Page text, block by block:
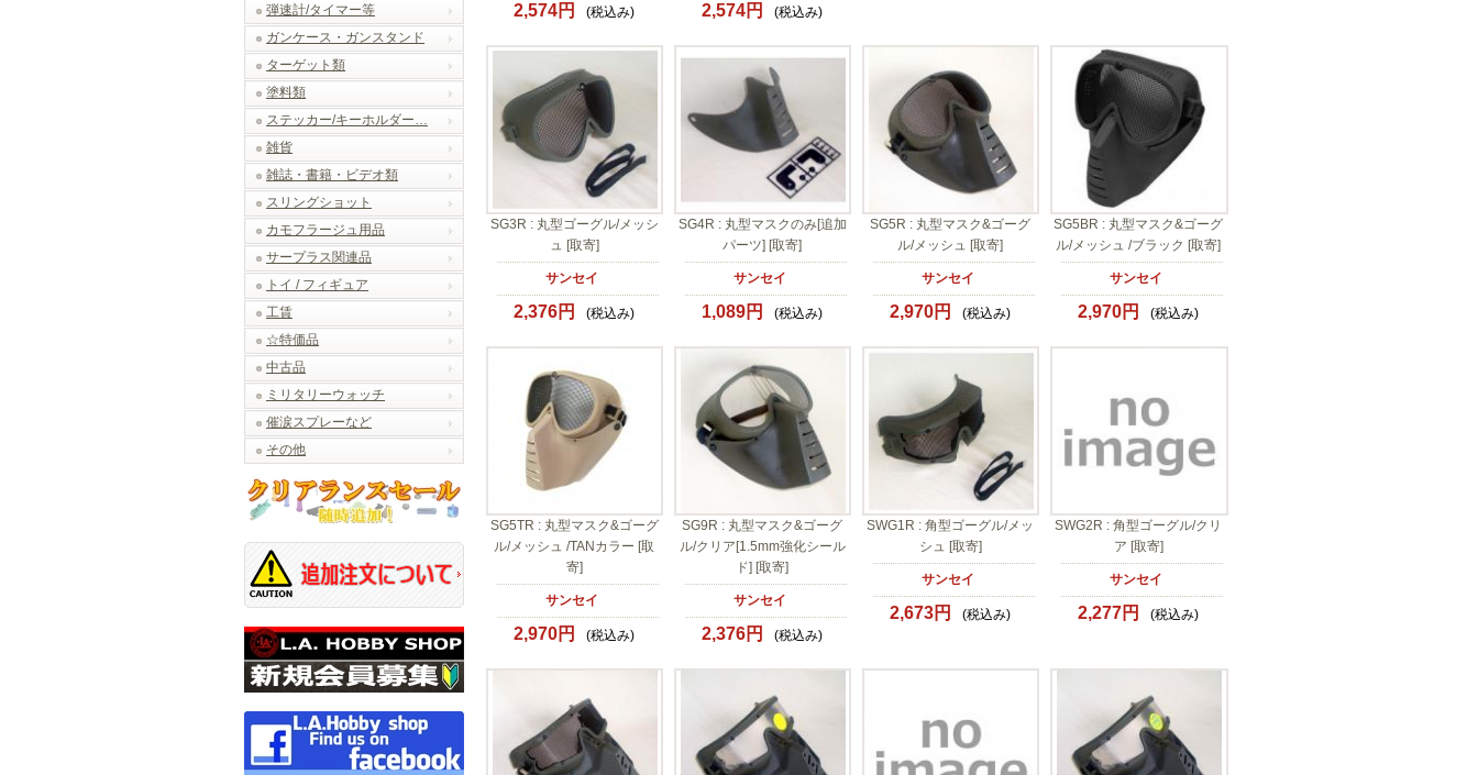
弾速計/タイマー等
ガンケース・ガンスタンド
ターゲット類
塗料類
ステッカー/キーホルダー…
雑貨
雑誌・書籍・ビデオ類
スリングショット
カモフラージュ用品
サープラス関連品
トイ / フィギュア
工賃
☆特価品
中古品
ミリタリーウォッチ
催涙スプレーなど
その他
2,574円 (税込み) 2,574円 (税込み)
SG3R : 丸型ゴーグル/メッシ
ュ [取寄]
サンセイ
2,376円 (税込み)
SG4R : 丸型マスクのみ[追加
パーツ] [取寄]
サンセイ
1,089円 (税込み)
SG5R : 丸型マスク&ゴーグ
ル/メッシュ [取寄]
サンセイ
2,970円 (税込み)
SG5BR : 丸型マスク&ゴーグ
ル/メッシュ /ブラック [取寄]
サンセイ
2,970円 (税込み)
SG5TR : 丸型マスク&ゴーグ
ル/メッシュ /TANカラー [取
寄]
サンセイ
2,970円 (税込み)
SG9R : 丸型マスク&ゴーグ
ル/クリア[1.5mm強化シール
ド] [取寄]
サンセイ
2,376円 (税込み)
SWG1R : 角型ゴーグル/メッ
シュ [取寄]
サンセイ
2,673円 (税込み)
SWG2R : 角型ゴーグル/クリ
ア [取寄]
サンセイ
2,277円 (税込み)